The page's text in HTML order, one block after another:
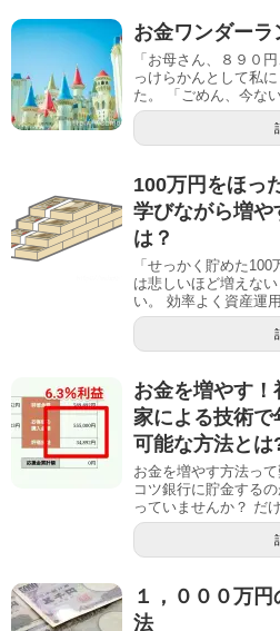
お金ワンダーラ
「お母さん、８９０
っけらかんとして私
た。 「ごめん、今な
100万円をほっ
学びながら増や
は？
「せっかく貯めた
は悲しいほど増えな
い。 効率よく資産運
お金を増やす
家による技術で
可能な方法とは
お金を増やす方法っ
コツ銀行に貯金する
っていませんか？ だ
１，０００万
法